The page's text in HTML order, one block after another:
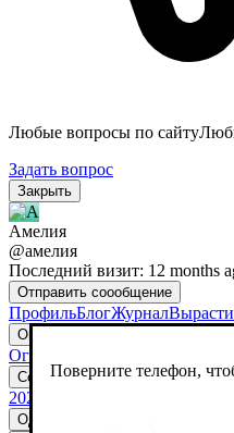
Любые вопросы по сайту
Задать вопрос
Закрыть
Амелия
@амелия
Последний визит: 12 months
Отправить cоообщение
ПрофильБлогЖурнал
Поверните телефон,
Огород
Огород
Создать огород
2025
Однолетние